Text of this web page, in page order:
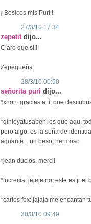
¡ Besicos mis Puri !
27/3/10 17:34
zepetit dijo...
Claro que si!!!
Zepequeña.
28/3/10 00:50
señorita puri dijo...
*xhon: gracias a ti, que
*dinioyatusabeh: es que aquí
pero algo. es la seña de
aguante... un beso, hermoso
*jean duclos. merci!
*lucrecia: jejeje no, este es jr el
*carlos fox: jajaja me encantan
30/3/10 09:49